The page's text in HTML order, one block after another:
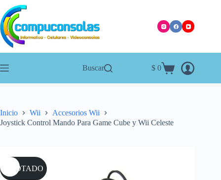
Saltar
al
contenido
Buscar
Carro
$ 0
Inicio Wii
Accesorios Wii
Joystick Control Mando Para Game Cube y Wii Celeste
AGOTADO